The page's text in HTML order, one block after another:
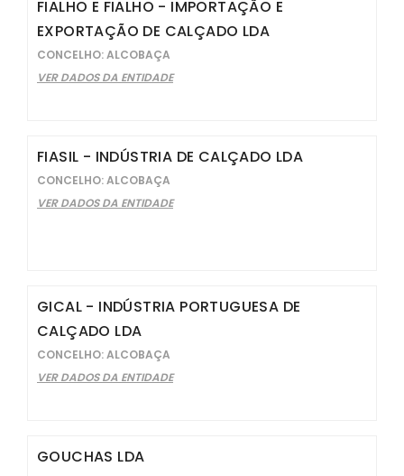
FIALHO E FIALHO - IMPORTAÇÃO E
EXPORTAÇÃO DE CALÇADO LDA
CONCELHO: ALCOBAÇA
VER DADOS DA ENTIDADE
FIASIL - INDÚSTRIA DE CALÇADO LDA
CONCELHO: ALCOBAÇA
VER DADOS DA ENTIDADE
GICAL - INDÚSTRIA PORTUGUESA DE
CALÇADO LDA
CONCELHO: ALCOBAÇA
VER DADOS DA ENTIDADE
GOUCHAS LDA